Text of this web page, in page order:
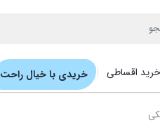
خرید اقساطی خریدی با خیال راحت